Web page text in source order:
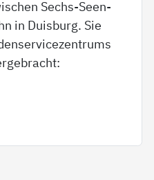
Sechs-Seen-
in Duisburg. Sie